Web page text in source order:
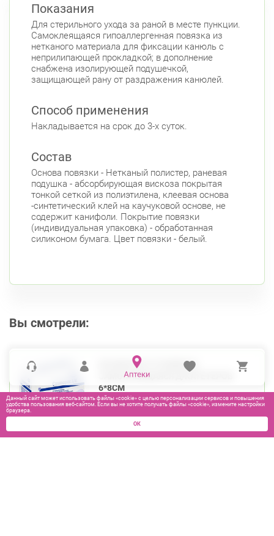
Показания
Для стерильного ухода за раной в месте пункции.
Самоклеящаяся гипоаллергенная повязка из
нетканого материала для фиксации канюль с
неприлипающей прокладкой; в дополнение
снабжена изолирующей подушечкой,
защищающей рану от раздражения канюлей.
Способ применения
Накладывается на срок до 3-х суток.
Состав
Основа повязки - Нетканый полистер, раневая
подушка - абсорбирующая вискоза покрытая
тонкой сеткой из полиэтилена, клеевая основа
-синтетический клей на каучуковой основе, не
содержит канифоли. Покрытие повязки
(индивидуальная упаковка) - обработанная
силиконом бумага. Цвет повязки - белый.
Вы смотрели:
КОСМОПОР IV ПОВЯЗКА
САМОКЛЕЯЩАЯСЯ Д/КАТЕТЕРОВ
6*8СМ
56₽
Данный сайт может использовать файлы «cookie» с целью персонализации сервисов и повышения
удобства пользования веб-сайтом. Если вы не хотите получать файлы «cookie», измените настройки
браузера.
ОК